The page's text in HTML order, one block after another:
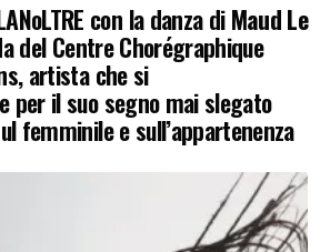
con la danza diMaud Le
del Centre Chorégraphique
artista che si
per il suo segno mai slegato
femminile e sull’appartenenza